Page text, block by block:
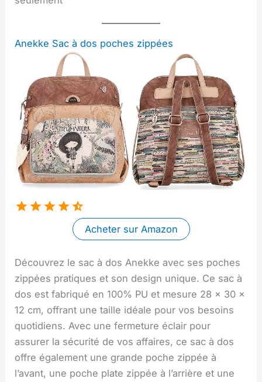
Anekke Sac à dos poches zippées
Acheter sur Amazon
Découvrez le sac à dos Anekke avec ses poches
zippées pratiques et son design unique. Ce sac à
dos est fabriqué en 100% PU et mesure 28 x 30 x
12 cm, offrant une taille idéale pour vos besoins
quotidiens. Avec une fermeture éclair pour
assurer la sécurité de vos affaires, ce sac à dos
offre également une grande poche zippée à
l’avant, une poche plate zippée à l’arrière et une